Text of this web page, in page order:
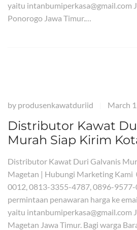
yaitu intanbumiperkasa@gmail.com
Ponorogo Jawa Timur.…
by produsenkawatduriid March
Distributor Kawat
Murah Siap Kirim
Distributor Kawat Duri Galvanis
Magetan | Hubungi Marketing
0012, 0813-3355-4787, 0896-
permintaan penawaran harga ke
yaitu intanbumiperkasa@gmail.com
Magetan Jawa Timur. Bagi warga